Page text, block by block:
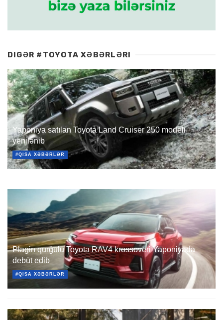
DIGƏR #TOYOTA XƏBƏRLƏRI
Yaponiya satılan Toyota Land Cruiser 250 modeli
yenilənib
#QISA XƏBƏRLƏR
Plagin qurğulu Toyota RAV4 krossoveri Yaponiyada
debüt edib
#QISA XƏBƏRLƏR